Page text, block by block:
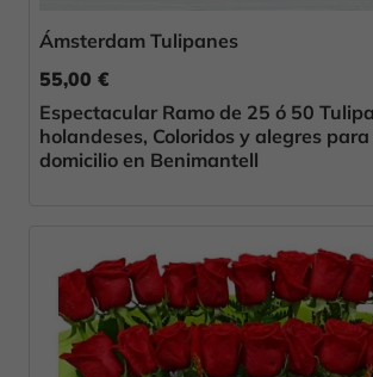
Ámsterdam Tulipanes
55,00 €
Espectacular Ramo de 25 ó 50
holandeses, Coloridos y alegres
domicilio en Benimantell